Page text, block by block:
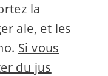
la
ale, et les
Si vous
du jus